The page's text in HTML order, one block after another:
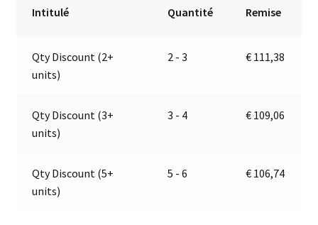
Multifonction
Jokon
Intitulé Quantité Remise
Qty Discount (2+
units)
2 - 3 € 111,38
Qty Discount (3+
units)
3 - 4 € 109,06
Qty Discount (5+
units)
5 - 6 € 106,74